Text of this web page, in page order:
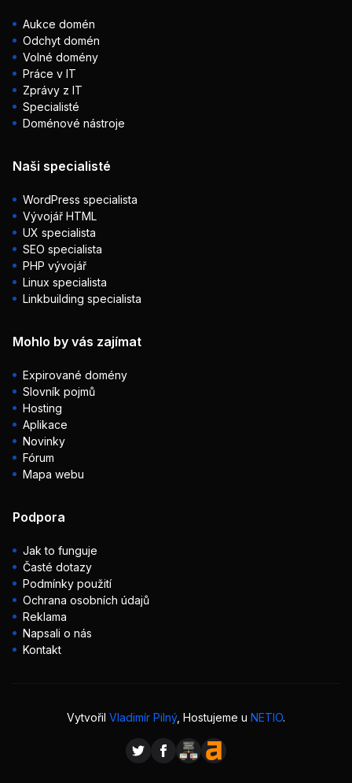
Aukce domén
Odchyt domén
Volné domény
Práce v IT
Zprávy z IT
Specialisté
Doménové nástroje
Naši specialisté
WordPress specialista
Vývojář HTML
UX specialista
SEO specialista
PHP vývojář
Linux specialista
Linkbuilding specialista
Mohlo by vás zajímat
Expirované domény
Slovník pojmů
Hosting
Aplikace
Novinky
Fórum
Mapa webu
Podpora
Jak to funguje
Časté dotazy
Podmínky použití
Ochrana osobních údajů
Reklama
Napsali o nás
Kontakt
Vytvořil Vladimír Pilný, Hostujeme u NETIO.